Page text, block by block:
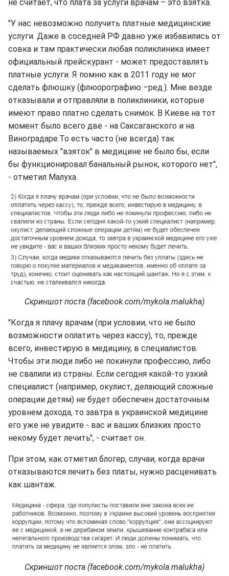
не считает, что плата за услуги врачам – это взятка.
"У нас невозможно получить платные медицинские
услуги. Даже в соседней РФ давно уже избавились от
совка и там практически любая поликлиника имеет
официальный прейскурант - может предоставлять
платные услуги. Я помню как в 2011 году не мог
сделать флюшку (флюорографию –ред.). Мне везде
отказывали и отправляли в поликлиники, которые
имеют право платно сделать снимок. В Киеве на тот
момент было всего две - на Саксаганского и на
Виноградаре.То есть часто (не всегда) так
называемых "взяток" в медицине не было бы, если
бы функционировал банальный рынок, которого нет",
- отметил Малуха.
Скриншот поста (facebook.com/mykola.malukha)
"Когда я плачу врачам (при условии, что не было
возможности оплатить через кассу), то, прежде
всего, инвестирую в медицину, в специалистов.
Чтобы эти люди либо не покинули профессию, либо
не свалили из страны. Если сегодня какой-то узкий
специалист (например, окулист, делающий сложные
операции детям) не будет обеспечен достаточным
уровнем дохода, то завтра в украинской медицине
его уже не увидите - вас и ваших близких просто
некому будет лечить", - считает он.
При этом, как отметил блогер, случаи, когда врачи
отказываются лечить без платы, нужно расценивать
как шантаж.
Скриншот поста (facebook.com/mykola.malukha)